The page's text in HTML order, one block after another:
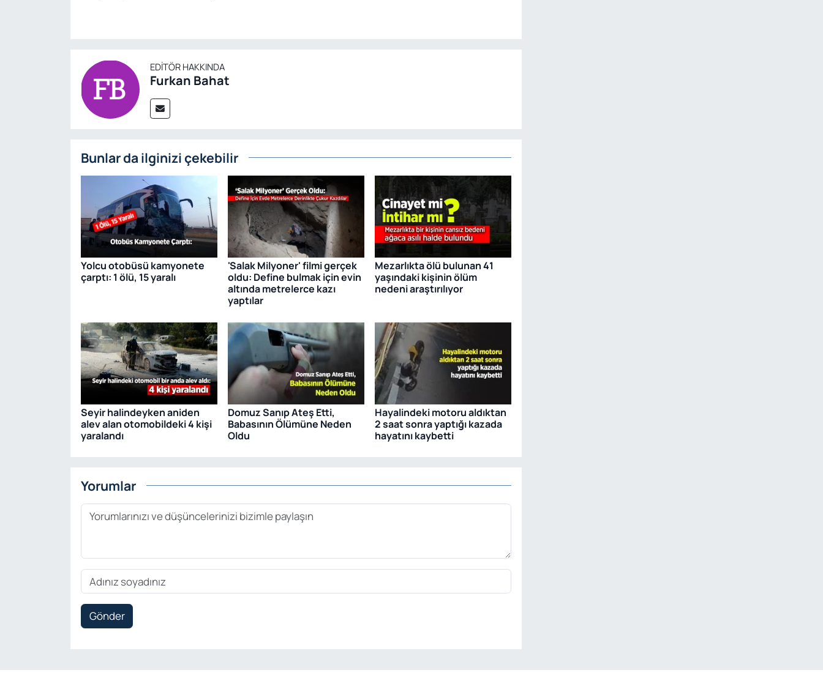
EDITÖR HAKKINDA
Furkan Bahat
Bunlar da ilginizi çekebilir
Yolcu otobüsü kamyonete
çarptı: 1 ölü, 15 yaralı
'Salak Milyoner' filmi gerçek
oldu: Define bulmak için evin
altında metrelerce kazı
yaptılar
Mezarlıkta ölü bulunan 41
yaşındaki kişinin ölüm
nedeni araştırılıyor
Seyir halindeyken aniden
alev alan otomobildeki 4 kişi
yaralandı
Domuz Sanıp Ateş Etti,
Babasının Ölümüne Neden
Oldu
Hayalindeki motoru aldıktan
2 saat sonra yaptığı kazada
hayatını kaybetti
Yorumlar
Gönder